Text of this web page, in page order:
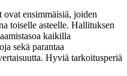
ensimmäisiä, joiden
toiselle asteelle. Hallituksen
kaikilla
sekä parantaa
Hyviä tarkoitusperiä